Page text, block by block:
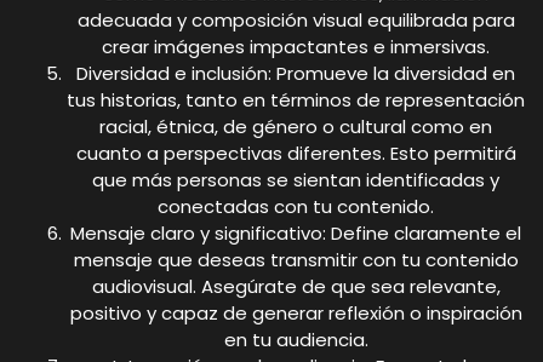
adecuada y composición visual equilibrada para
crear imágenes impactantes e inmersivas.
Diversidad e inclusión: Promueve la diversidad en
tus historias, tanto en términos de representación
racial, étnica, de género o cultural como en
cuanto a perspectivas diferentes. Esto permitirá
que más personas se sientan identificadas y
conectadas con tu contenido.
Mensaje claro y significativo: Define claramente el
mensaje que deseas transmitir con tu contenido
audiovisual. Asegúrate de que sea relevante,
positivo y capaz de generar reflexión o inspiración
en tu audiencia.